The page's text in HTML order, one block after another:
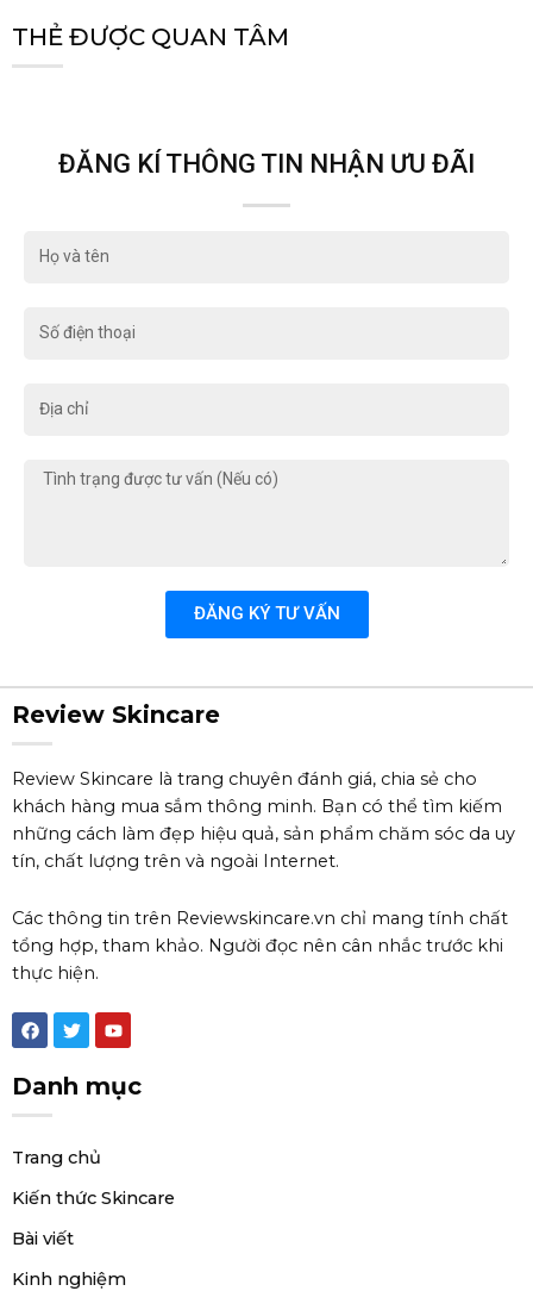
THẺ ĐƯỢC QUAN TÂM
ĐĂNG KÍ THÔNG TIN NHẬN ƯU ĐÃI
Tình
ĐĂNG KÝ TƯ VẤN
Review Skincare
Review Skincare là trang chuyên đánh giá, chia sẻ cho
khách hàng mua sắm thông minh. Bạn có thể tìm kiếm
những cách làm đẹp hiệu quả, sản phẩm chăm sóc da uy
tín, chất lượng trên và ngoài Internet.
Các thông tin trên Reviewskincare.vn chỉ mang tính chất
tổng hợp, tham khảo. Người đọc nên cân nhắc trước khi
thực hiện.
F
a
c
e
b
o
T
w
i
t
Y
o
u
u
Danh mục
Trang chủ
Kiến thức Skincare
Bài viết
Kinh nghiệm